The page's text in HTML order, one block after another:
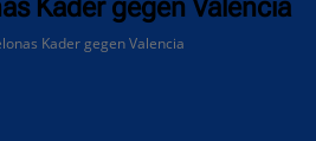
Kader gegen Valencia
Kader gegen Valencia